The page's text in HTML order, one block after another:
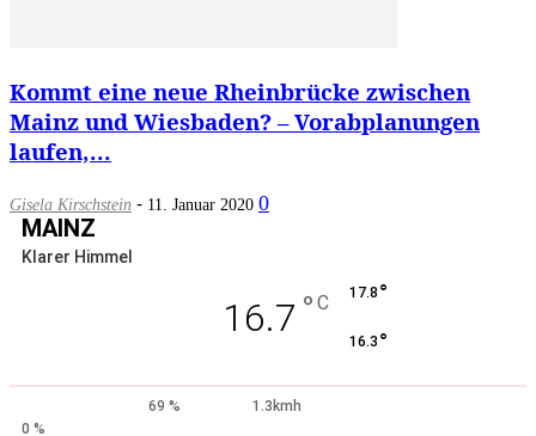
Kommt eine neue Rheinbrücke zwischen
Mainz und Wiesbaden? – Vorabplanungen
laufen,...
Gisela Kirschstein - 11. Januar 2020 0
MAINZ
Klarer Himmel
16.7 ° C 17.8 °
16.3 °
69 %
1.3kmh
0 %